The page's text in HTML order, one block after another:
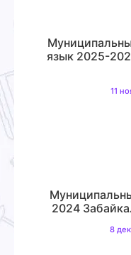
язык 2025-
11
2024
8